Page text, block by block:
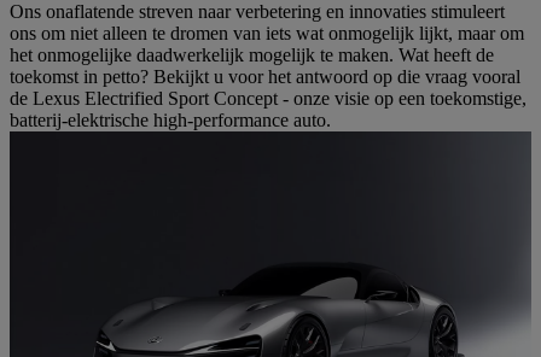
Ons onaflatende streven naar verbetering en innovaties stimuleert
ons om niet alleen te dromen van iets wat onmogelijk lijkt, maar om
het onmogelijke daadwerkelijk mogelijk te maken. Wat heeft de
toekomst in petto? Bekijkt u voor het antwoord op die vraag vooral
de Lexus Electrified Sport Concept - onze visie op een toekomstige,
batterij-elektrische high-performance auto.